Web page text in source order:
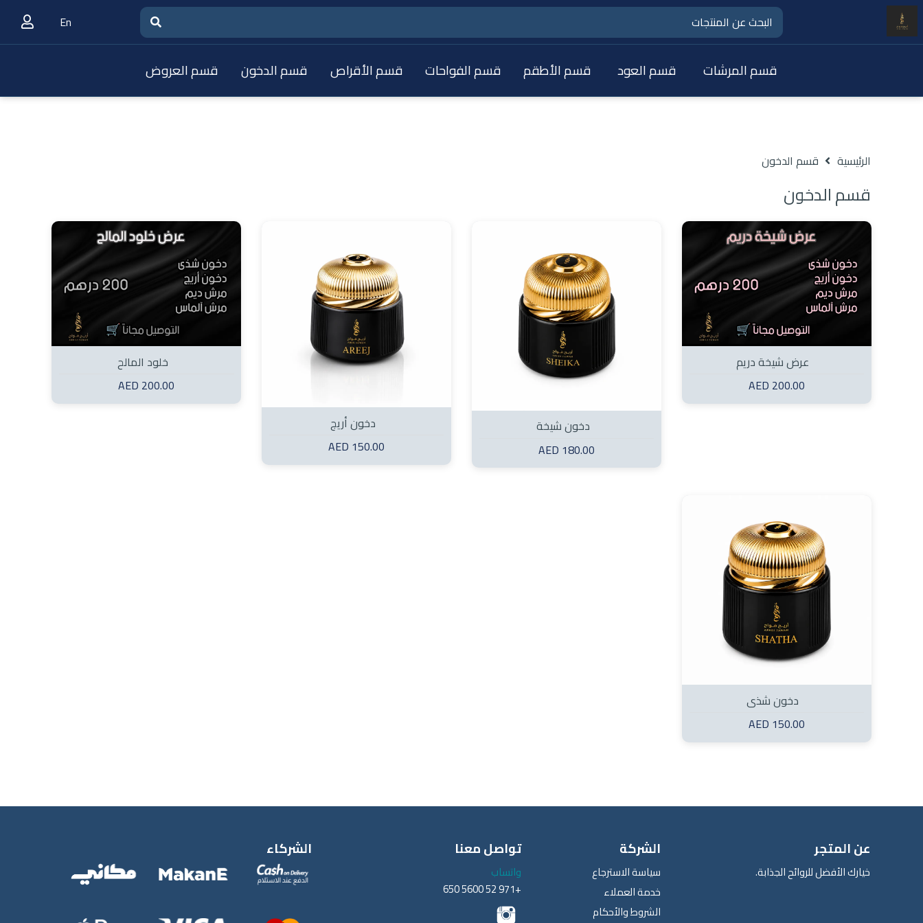
الرئيسية قسم الدخون
قسم الدخون
عرض شيخة دريم
200.00 AED
دخون شيخة
180.00 AED
دخون أريج
150.00 AED
خلود المالح
200.00 AED
دخون شذى
150.00 AED
عن المتجر
خيارك الأفضل للروائح الجذابة.
الشركة
سياسة الاسترجاع
خدمة العملاء
الشروط والأحكام
تواصل معنا
واتساب
+971 52 5600 650
الشركاء
En
قسم المرشات قسم العود قسم الأطقم قسم الفواحات قسم الأقراص قسم الدخون قسم العروض